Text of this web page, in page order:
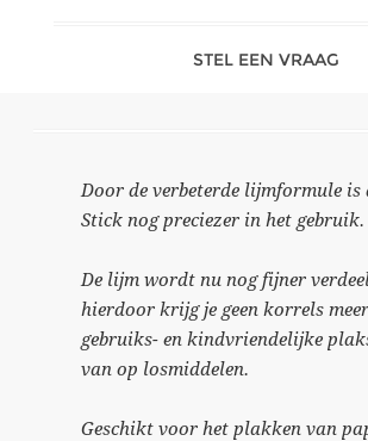
STEL EEN VRAAG
Door de verbeterde lijmformule is
Stick nog preciezer in het gebruik.
De lijm wordt nu nog fijner
hierdoor krijg je geen korrels
gebruiks- en kindvriendelijke
van op losmiddelen.
Geschikt voor het plakken van